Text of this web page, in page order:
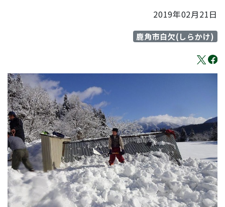
2019年02月21日
鹿角市白欠(しらかけ)